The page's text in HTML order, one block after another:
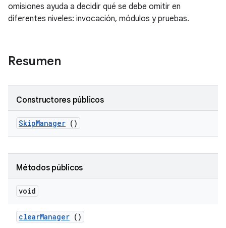
omisiones ayuda a decidir qué se debe omitir en
diferentes niveles: invocación, módulos y pruebas.
Resumen
Constructores públicos
SkipManager ()
Métodos públicos
void
clearManager ()